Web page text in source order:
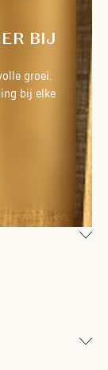
BIJ
groei.
bij elke